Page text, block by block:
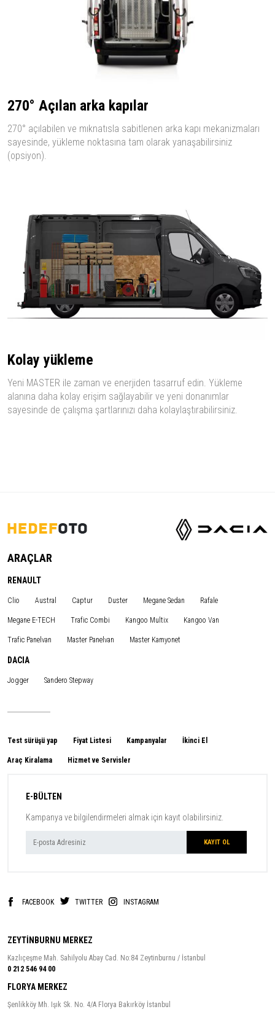
270° Açılan arka kapılar
270° açılabilen ve mıknatısla sabitlenen arka kapı mekanizmaları
sayesinde, yükleme noktasına tam olarak yanaşabilirsiniz
(opsiyon).
Kolay yükleme
Yeni MASTER ile zaman ve enerjiden tasarruf edin. Yükleme
alanına daha kolay erişim sağlayabilir ve yeni donanımlar
sayesinde de çalışma şartlarınızı daha kolaylaştırabilirsiniz.
ARAÇLAR
RENAULT
Clio Austral Captur Duster Megane Sedan Rafale
Megane E-TECH Trafic Combi Kangoo Multix Kangoo Van
Trafic Panelvan Master Panelvan Master Kamyonet
DACIA
Jogger Sandero Stepway
Test sürüşü yap Fiyat Listesi Kampanyalar İkinci El
Araç Kiralama Hizmet ve Servisler
E-BÜLTEN
Kampanya ve bilgilendirmeleri almak için kayıt olabilirsiniz.
FACEBOOK TWITTER INSTAGRAM
ZEYTİNBURNU MERKEZ
Kazlıçeşme Mah. Sahilyolu Abay Cad. No:84 Zeytinburnu / İstanbul
0 212 546 94 00
FLORYA MERKEZ
Şenlikköy Mh. Işık Sk. No. 4/A Florya Bakırköy İstanbul